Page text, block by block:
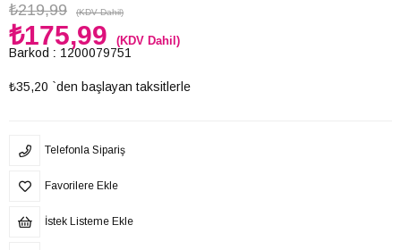
₺219,99 (KDV Dahil)
₺175,99 (KDV Dahil)
Barkod : 1200079751
₺35,20 `den başlayan taksitlerle
Telefonla Sipariş
Favorilere Ekle
İstek Listeme Ekle